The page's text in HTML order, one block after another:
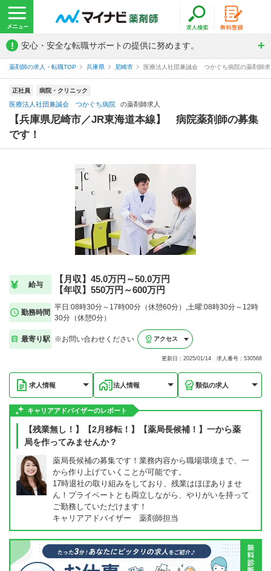
! 安心・安全な転職サポートの提供に努めます。
薬剤師の求人・転職TOP 兵庫県 尼崎市 医療法人社団兼誠会 つかぐち病院の薬剤師
正社員 病院・クリニック
医療法人社団兼誠会 つかぐち病院 の薬剤師求人
【兵庫県尼崎市／JR東海道本線】 病院薬剤師の募集
です！
給与
【月収】45.0万円～50.0万円
【年収】550万円～600万円
勤務時間
平日:08時30分～17時00分（休憩60分）,土曜:08時30分～12時
30分（休憩0分）
最寄り駅 ※お問い合わせください アクセス
更新日：2025/01/14 求人番号：530568
求人情報 法人情報 類似の求人
キャリアアドバイザーのレポート
【残業無し！】【2月移転！】【薬局長候補！】一から薬
局を作ってみませんか？
薬局長候補の募集です！業務内容から職場環境まで、一
から作り上げていくことが可能です。
17時退社の取り組みをしており、残業はほぼありませ
ん！プライベートとも両立しながら、やりがいを持って
ご勤務していただけます！
キャリアアドバイザー 薬剤師担当